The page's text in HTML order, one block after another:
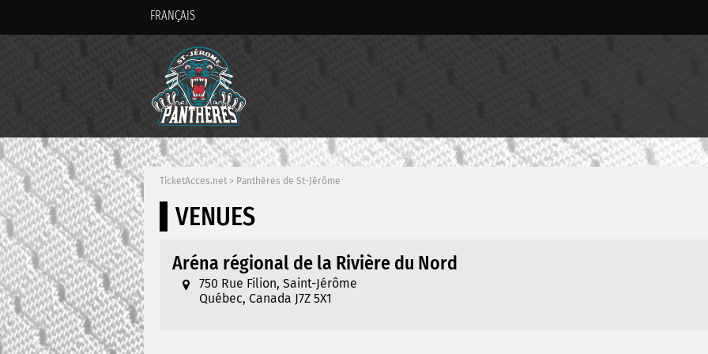
FRANÇAIS
TicketAcces.net > Panthères de St-Jérôme
VENUES
Aréna régional de la Rivière du Nord
750 Rue Filion, Saint-Jérôme
Québec, Canada J7Z 5X1